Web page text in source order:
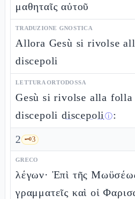
μαθηταῖς αὐτοῦ
TRADUZIONE GNOSTICA
Allora Gesù si rivolse
discepoli
LETTURA ORTODOSSA
Gesù si rivolse alla folla
discepolidiscepoliⓘ:
2 🗝️3
GRECO
λέγων· Ἐπὶ τῆς
γραμματεῖς καὶ οἱ